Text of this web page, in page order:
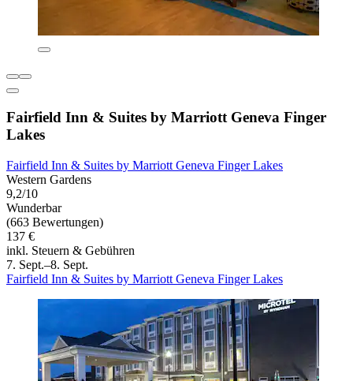
Fairfield Inn & Suites by Marriott Geneva Finger
Lakes
Fairfield Inn & Suites by Marriott Geneva Finger Lakes
Western Gardens
9,2/10
Wunderbar
(663 Bewertungen)
137 €
inkl. Steuern & Gebühren
7. Sept.–8. Sept.
Fairfield Inn & Suites by Marriott Geneva Finger Lakes